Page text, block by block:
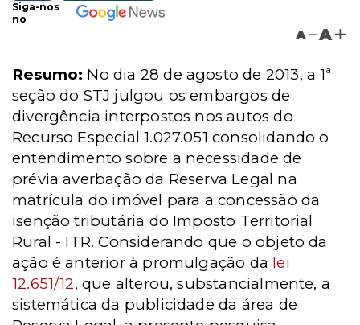
Siga-nos
no
A A
Resumo: No dia 28 de agosto de 2013, a 1ª
seção do STJ julgou os embargos de
divergência interpostos nos autos do
Recurso Especial 1.027.051 consolidando o
entendimento sobre a necessidade de
prévia averbação da Reserva Legal na
matrícula do imóvel para a concessão da
isenção tributária do Imposto Territorial
Rural - ITR. Considerando que o objeto da
ação é anterior à promulgação da lei
12.651/12, que alterou, substancialmente, a
sistemática da publicidade da área de